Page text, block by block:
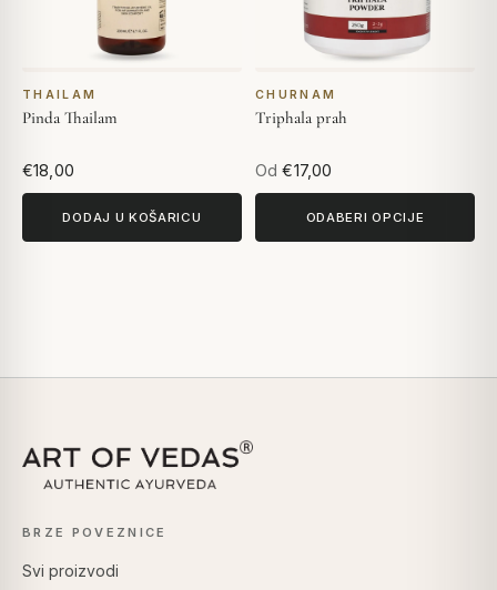
THAILAM
Pinda Thailam
€18,00
DODAJ U KOŠARICU
CHURNAM
Triphala prah
Od €17,00
ODABERI OPCIJE
BRZE POVEZNICE
Svi proizvodi